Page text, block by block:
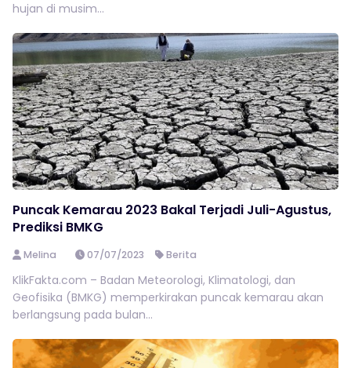
hujan di musim...
Puncak Kemarau 2023 Bakal Terjadi Juli-Agustus,
Prediksi BMKG
Melina 07/07/2023 Berita
KlikFakta.com – Badan Meteorologi, Klimatologi, dan
Geofisika (BMKG) memperkirakan puncak kemarau akan
berlangsung pada bulan...